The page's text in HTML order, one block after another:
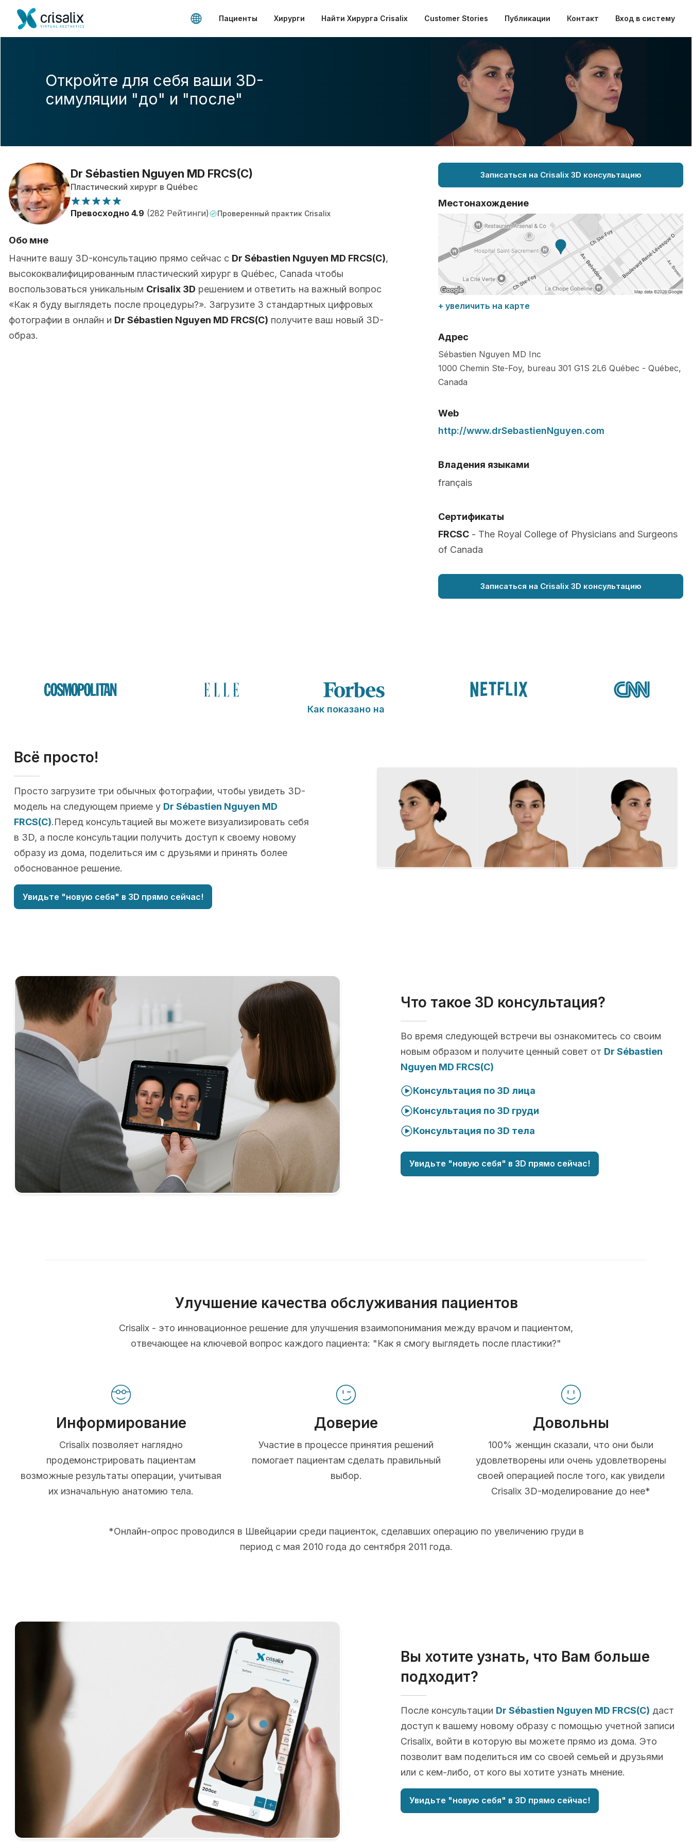
Пациенты Хирурги Найти Хирурга Crisalix Customer Stories Публикации Контакт Вход в систему
Откройте для себя ваши 3D-
симуляции "до" и "после"
Dr Sébastien Nguyen MD FRCS(C)
Пластический хирург в Québec
Превосходно 4.9 (282 Рейтинги) Проверенный практик Crisalix
Обо мне
Начните вашу 3D-консультацию прямо сейчас с Dr Sébastien Nguyen MD FRCS(C),
высококвалифицированным пластический хирург в Québec, Canada чтобы
воспользоваться уникальным Crisalix 3D решением и ответить на важный вопрос
«Как я буду выглядеть после процедуры?». Загрузите 3 стандартных цифровых
фотографии в онлайн и Dr Sébastien Nguyen MD FRCS(C) получите ваш новый 3D-
образ.
Записаться на Crisalix 3D консультацию
Местонахождение
+ увеличить на карте
Адрес
Sébastien Nguyen MD Inc
1000 Chemin Ste-Foy, bureau 301 G1S 2L6 Québec - Québec,
Canada
Web
http://www.drSebastienNguyen.com
Владения языками
français
Сертификаты
FRCSC - The Royal College of Physicians and Surgeons
of Canada
Записаться на Crisalix 3D консультацию
Как показано на
Всё просто!
Просто загрузите три обычных фотографии, чтобы увидеть 3D-
модель на следующем приеме у Dr Sébastien Nguyen MD
FRCS(C).Перед консультацией вы можете визуализировать себя
в 3D, а после консультации получить доступ к своему новому
образу из дома, поделиться им с друзьями и принять более
обоснованное решение.
Увидьте "новую себя" в 3D прямо сейчас!
Что такое 3D консультация?
Во время следующей встречи вы ознакомитесь со своим
новым образом и получите ценный совет от Dr Sébastien
Nguyen MD FRCS(C)
Консультация по 3D лица
Консультация по 3D груди
Консультация по 3D тела
Увидьте "новую себя" в 3D прямо сейчас!
Улучшение качества обслуживания пациентов
Crisalix - это инновационное решение для улучшения взаимопонимания между врачом и пациентом,
отвечающее на ключевой вопрос каждого пациента: "Как я смогу выглядеть после пластики?"
Информирование
Crisalix позволяет наглядно
продемонстрировать пациентам
возможные результаты операции, учитывая
их изначальную анатомию тела.
Доверие
Участие в процессе принятия решений
помогает пациентам сделать правильный
выбор.
Довольны
100% женщин сказали, что они были
удовлетворены или очень удовлетворены
своей операцией после того, как увидели
Crisalix 3D-моделирование до нее*
*Онлайн-опрос проводился в Швейцарии среди пациенток, сделавших операцию по увеличению груди в
период с мая 2010 года до сентября 2011 года.
Вы хотите узнать, что Вам больше
подходит?
После консультации Dr Sébastien Nguyen MD FRCS(C) даст
доступ к вашему новому образу с помощью учетной записи
Crisalix, войти в которую вы можете прямо из дома. Это
позволит вам поделиться им со своей семьей и друзьями
или с кем-либо, от кого вы хотите узнать мнение.
Увидьте "новую себя" в 3D прямо сейчас!